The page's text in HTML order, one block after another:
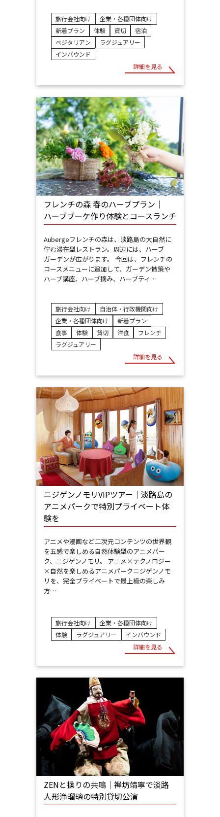
旅行会社向け
企業・各種団体向け
新着プラン
体験 貸切
宿泊
ベジタリアン
ラグジュアリー
インバウンド
詳細を見る
フレンチの森 春のハーブプラン│
ハーブブーケ作り体験とコースランチ
Aubergeフレンチの森は、淡路島の大自然に
佇む滞在型レストラン。周辺には、ハーブ
ガーデンが広がります。 今回は、フレンチの
コースメニューに追加して、ガーデン散策や
ハーブ講座、ハーブ摘み、ハーブティ…
旅行会社向け
自治体・行政機関向け
企業・各種団体向け
新着プラン
食事
体験 貸切 洋食
フレンチ
ラグジュアリー
詳細を見る
ニジゲンノモリVIPツアー｜淡路島の
アニメパークで特別プライベート体
験を
アニメや漫画など二次元コンテンツの世界観
を五感で楽しめる自然体験型のアニメパー
ク、ニジゲンノモリ。 アニメ×テクノロジー
×自然を楽しめるアニメパークニジゲンノモ
リを、完全プライベートで最上級の楽しみ
方…
旅行会社向け
企業・各種団体向け
体験
ラグジュアリー
インバウンド
詳細を見る
ZENと操りの共鳴│禅坊靖寧で淡路
人形浄瑠璃の特別貸切公演